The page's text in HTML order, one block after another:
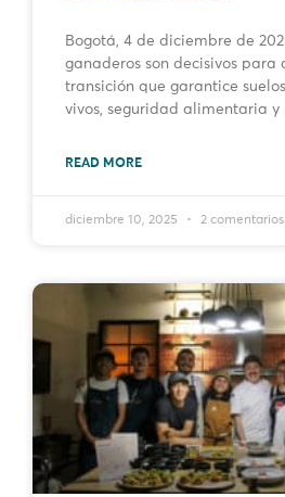
Bogotá, 4 de diciembre de
ganaderos son decisivos para
transición que garantice
vivos, seguridad alimentaria y
READ MORE
diciembre 10, 2025 2 comentarios